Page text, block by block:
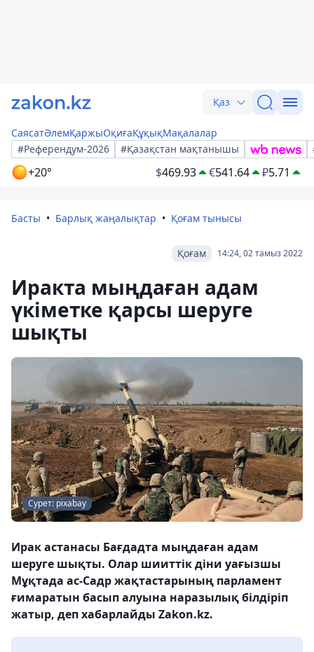
Қаз
СаясатӘлемҚаржыОқиғаҚұқықМақалалар
#Референдум-2026
#Қазақстан мақтанышы
+20° $469.93 €541.64 ₽5.71
Басты Барлық жаңалықтар Қоғам тынысы
14:24, 02 тамыз 2022
Қоғам
Иракта мыңдаған адам
үкіметке қарсы шеруге
шықты
Сурет: pixabay
Ирак астанасы Бағдадта мыңдаған адам
шеруге шықты. Олар шииттік діни уағызшы
Мұқтада ас-Садр жақтастарының парламент
ғимаратын басып алуына наразылық білдіріп
жатыр, деп хабарлайды Zakon.kz.